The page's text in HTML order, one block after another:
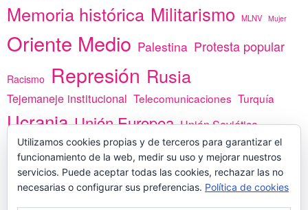
Memoria histórica Militarismo MLNV Mujer
Oriente Medio Palestina Protesta popular
Racismo Represión Rusia
Tejemaneje institucional Telecomunicaciones Turquía
Ucrania Unión Europea Unión Soviética
vacunas Yemen África
PREGÚNTANOS
Utilizamos cookies propias y de terceros para garantizar el
funcionamiento de la web, medir su uso y mejorar nuestros
servicios. Puede aceptar todas las cookies, rechazar las no
necesarias o configurar sus preferencias. Política de cookies